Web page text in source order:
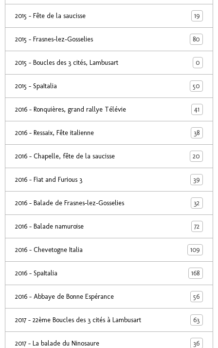
2015 - Fête de la saucisse 19
2015 - Frasnes-lez-Gosselies 80
2015 - Boucles des 3 cités, Lambusart 0
2015 - SpaItalia 50
2016 - Ronquières, grand rallye Télévie 41
2016 - Ressaix, Fête italienne 38
2016 - Chapelle, fête de la saucisse 20
2016 - Fiat and Furious 3 39
2016 - Balade de Frasnes-lez-Gosselies 32
2016 - Balade namuroise 72
2016 - Chevetogne Italia 109
2016 - SpaItalia 168
2016 - Abbaye de Bonne Espérance 56
2017 - 22ème Boucles des 3 cités à Lambusart 63
2017 - La balade du Ninosaure 36